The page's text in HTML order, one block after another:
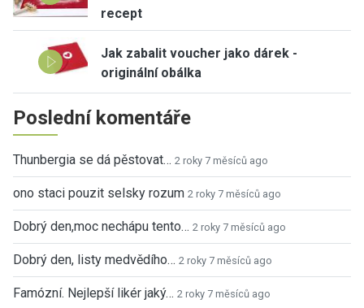
recept
Jak zabalit voucher jako dárek -
originální obálka
Poslední komentáře
Thunbergia se dá pěstovat… 2 roky 7 měsíců ago
ono staci pouzit selsky rozum 2 roky 7 měsíců ago
Dobrý den,moc nechápu tento… 2 roky 7 měsíců ago
Dobrý den, listy medvědího… 2 roky 7 měsíců ago
Famózní. Nejlepší likér jaký… 2 roky 7 měsíců ago